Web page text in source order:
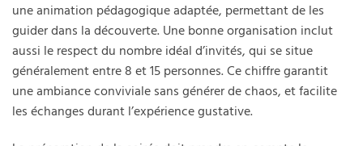
une animation pédagogique adaptée, permettant de les
guider dans la découverte. Une bonne organisation inclut
aussi le respect du nombre idéal d’invités, qui se situe
généralement entre 8 et 15 personnes. Ce chiffre garantit
une ambiance conviviale sans générer de chaos, et facilite
les échanges durant l’expérience gustative.